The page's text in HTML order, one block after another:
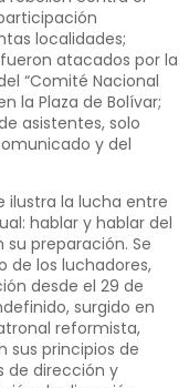
localidades;
atacados por la
“Comité Nacional
la Plaza de Bolívar;
asistentes, solo
y del
ilustra la lucha entre
hablar y hablar del
preparación. Se
de los luchadores,
desde el 29 de
surgido en
reformista,
sus principios de
de dirección y